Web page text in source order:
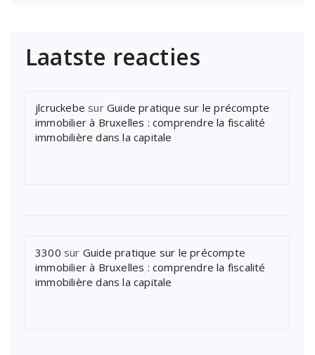
Laatste reacties
jlcruckebe sur Guide pratique sur le précompte
immobilier à Bruxelles : comprendre la fiscalité
immobilière dans la capitale
3300 sur Guide pratique sur le précompte
immobilier à Bruxelles : comprendre la fiscalité
immobilière dans la capitale